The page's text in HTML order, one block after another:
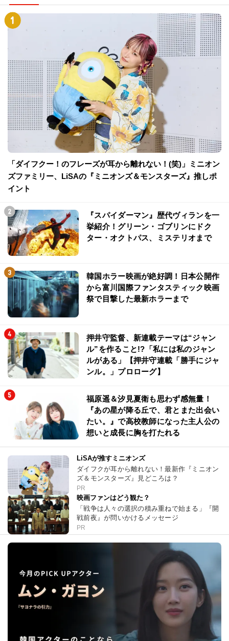
「ダイフクー！のフレーズが耳から離れない！(笑)」ミニオン
ズファミリー、LiSAの『ミニオンズ＆モンスターズ』推しポ
イント
『スパイダーマン』歴代ヴィランを一
挙紹介！グリーン・ゴブリンにドク
ター・オクトパス、ミステリオまで
韓国ホラー映画が絶好調！日本公開作
から富川国際ファンタスティック映画
祭で目撃した最新ホラーまで
押井守監督、新連載テーマは“ジャン
ル”を作ること!?「私には私のジャン
ルがある」【押井守連載「勝手にジャ
ンル。」プロローグ】
福原遥＆汐見夏衛も思わず感無量！
『あの星が降る丘で、君とまた出会い
たい。』で高校教師になった主人公の
想いと成長に胸を打たれる
LiSAが推すミニオンズ
ダイフクが耳から離れない！最新作『ミニオン
ズ＆モンスターズ』見どころは？
PR
映画ファンはどう観た？
「戦争は人々の選択の積み重ねで始まる」『開
戦前夜』が問いかけるメッセージ
PR